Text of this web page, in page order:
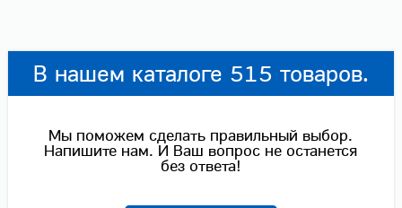
В нашем каталоге 515 товаров.
Мы поможем сделать правильный выбор.
Напишите нам. И Ваш вопрос не останется
без ответа!